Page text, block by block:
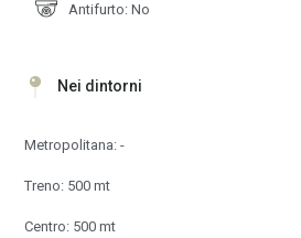
Antifurto: No
Nei dintorni
Metropolitana: -
Treno: 500 mt
Centro: 500 mt